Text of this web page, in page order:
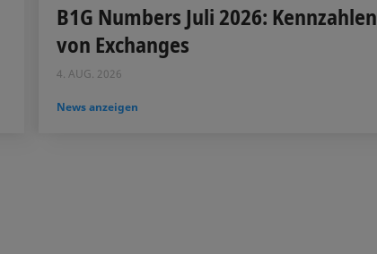
B1G Numbers Juli 2026: Kennzahlen
von Exchanges
4. AUG. 2026
News anzeigen